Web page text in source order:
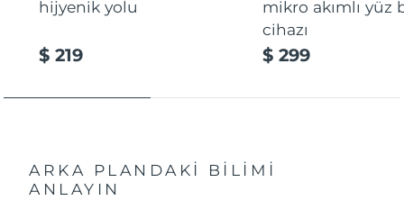
hijyenik yolu
$ 219
mikro akımlı yüz
cihazı
$ 299
ARKA PLANDAKİ BİLİMİ
ANLAYIN